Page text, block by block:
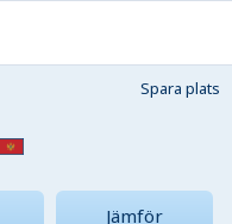
Spara plats
Jämför